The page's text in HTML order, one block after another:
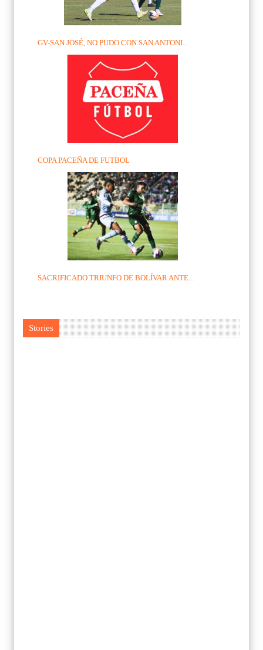
GV-SAN JOSÉ, NO PUDO CON SAN ANTONI...
COPA PACEÑA DE FUTBOL
SACRIFICADO TRIUNFO DE BOLÍVAR ANTE...
Stories